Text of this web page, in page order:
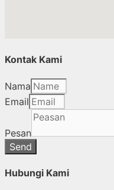
Kontak Kami
Nama
Email
Pesan
Send
Hubungi Kami